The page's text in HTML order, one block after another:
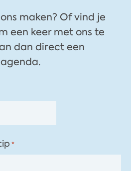
maken? Of vind je
een keer met ons te
dan direct een
*